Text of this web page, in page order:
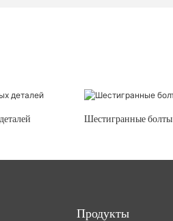
Шестигранные болты
Продукты